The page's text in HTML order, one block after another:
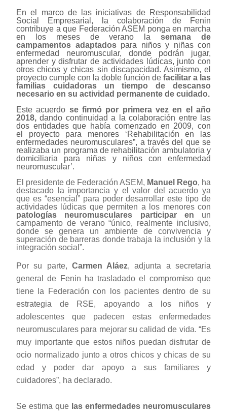
En el marco de las iniciativas de Responsabilidad
Social Empresarial, la colaboración de Fenin
contribuye a que Federación ASEM ponga en marcha
en los meses de verano lasemana de
campamentos adaptadospara niños y niñas con
enfermedad neuromuscular, donde podrán jugar,
aprender y disfrutar de actividades lúdicas, junto con
otros chicos y chicas sin discapacidad. Asimismo, el
proyecto cumple con la doble función de facilitar a las
familias cuidadoras un tiempo de descanso
necesario en su actividad permanente de cuidado.
Este acuerdo se firmó por primera vez en el año
2018, dando continuidad a la colaboración entre las
dos entidades que había comenzado en 2009, con
el proyecto para menores ‘Rehabilitación en las
enfermedades neuromusculares”, a través del que se
realizaba un programa de rehabilitación ambulatoria y
domiciliaria para niñas y niños con enfermedad
neuromuscular’.
El presidente de Federación ASEM, Manuel Rego, ha
destacado la importancia y el valor del acuerdo ya
que es “esencial” para poder desarrollar este tipo de
actividades lúdicas que permiten a los menores con
patologías neuromusculares participar en un
campamento de verano “único, realmente inclusivo,
donde se genera un ambiente de convivencia y
superación de barreras donde trabaja la inclusión y la
integración social”.
Por su parte, Carmen Aláez, adjunta a secretaria
general de Fenin ha trasladadoel compromiso que
tiene la Federación con los pacientes dentro de su
estrategia de RSE, apoyando a los niños y
adolescentes que padecen estas enfermedades
neuromusculares para mejorar su calidad de vida. “Es
muy importante que estos niños puedan disfrutar de
ocio normalizado junto a otros chicos y chicas de su
edad y poder dar apoyo a sus familiares y
cuidadores”, ha declarado.
Se estima que las enfermedades neuromusculares